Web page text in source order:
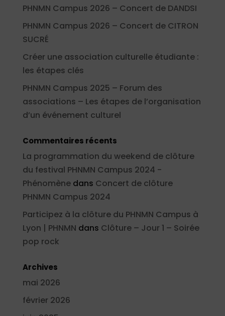
PHNMN Campus 2026 – Concert de DANDSI
PHNMN Campus 2026 – Concert de CITRON
SUCRÉ
Créer une association culturelle étudiante :
les étapes clés
PHNMN Campus 2025 – Forum des
associations – Les étapes de l’organisation
d’un événement culturel
Commentaires récents
La programmation du weekend de clôture
du festival PHNMN Campus 2024 -
Phénomènedans Concert de clôture
PHNMN Campus 2024
Participez à la clôture du PHNMN Campus à
Lyon | PHNMN dans Clôture – Jour 1 – Soirée
pop rock
Archives
mai 2026
février 2026